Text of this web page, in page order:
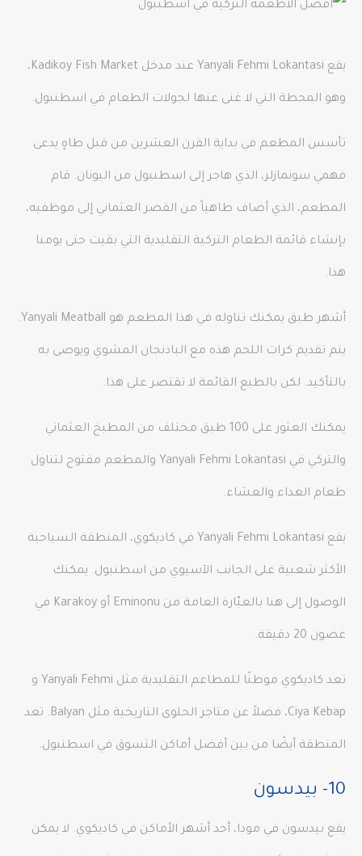
يقع Yanyali Fehmi Lokantasi عند مدخل Kadikoy Fish Market،
وهو المحطة التي لا غنى عنها لجولات الطعام في اسطنبول.
تأسس المطعم في بداية القرن العشرين من قبل طاهٍ يدعى
فهمي سونمازلر، الذي هاجر إلى اسطنبول من اليونان. قام
المطعم، الذي أضاف طاهياً من القصر العثماني إلى موظفيه،
بإنشاء قائمة الطعام التركية التقليدية التي بقيت حتى يومنا
هذا.
أشهر طبق يمكنك تناوله في هذا المطعم هو Yanyali Meatball.
يتم تقديم كرات اللحم هذه مع الباذنجان المشوي ويوصى به
بالتأكيد. لكن بالطبع القائمة لا تقتصر على هذا.
يمكنك العثور على 100 طبق مختلف من المطبخ العثماني
والتركي في Yanyali Fehmi Lokantasi والمطعم مفتوح لتناول
طعام الغداء والعشاء.
يقع Yanyali Fehmi Lokantasi في كاديكوي، المنطقة السياحية
الأكثر شعبية على الجانب الآسيوي من اسطنبول. يمكنك
الوصول إلى هنا بالعبّارة العامة من Eminonu أو Karakoy في
غضون 20 دقيقة.
تعد كاديكوي موطنًا للمطاعم التقليدية مثل Yanyali Fehmi و
Ciya Kebap، فضلاً عن متاجر الحلوى التاريخية مثل Balyan. تعد
المنطقة أيضًا من بين أفضل أماكن التسوق في اسطنبول.
10- بيدسون
يقع بيدسون في مودا، أحد أشهر الأماكن في كاديكوي. لا يمكن